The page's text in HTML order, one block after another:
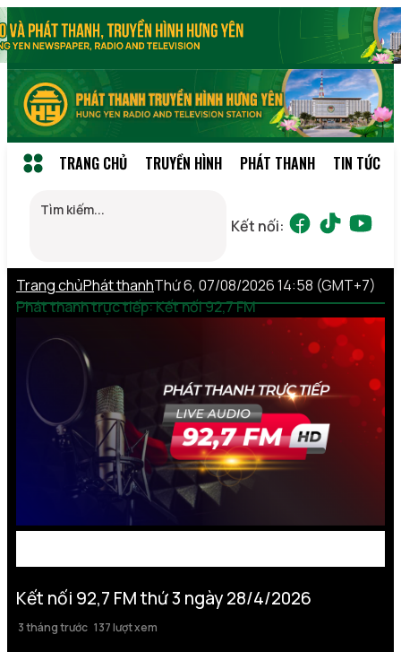
TRANG CHỦ TRUYỀN HÌNH PHÁT THANH TIN TỨC
Kết nối:
Trang chủPhát thanh
Phát thanh trực tiếp: Kết nối 92,7 FM
Thứ 6, 07/08/2026 14:58 (GMT+7)
Kết nối 92,7 FM thứ 3 ngày 28/4/2026
3 tháng trước 137 lượt xem